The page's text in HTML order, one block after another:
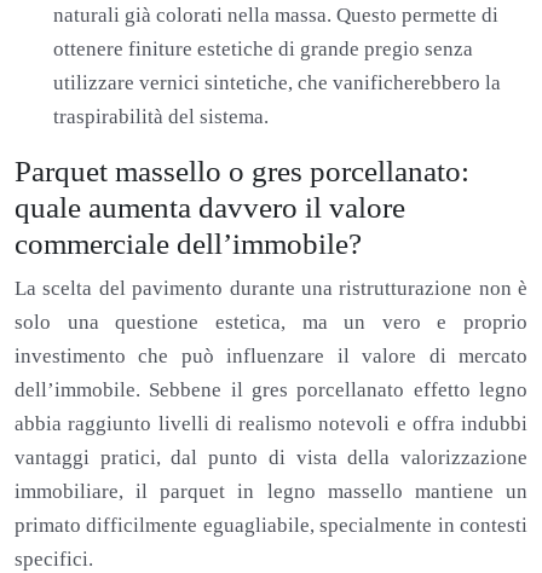
naturali già colorati nella massa. Questo permette di
ottenere finiture estetiche di grande pregio senza
utilizzare vernici sintetiche, che vanificherebbero la
traspirabilità del sistema.
Parquet massello o gres porcellanato:
quale aumenta davvero il valore
commerciale dell’immobile?
La scelta del pavimento durante una ristrutturazione non è
solo una questione estetica, ma un vero e proprio
investimento che può influenzare il valore di mercato
dell’immobile. Sebbene il gres porcellanato effetto legno
abbia raggiunto livelli di realismo notevoli e offra indubbi
vantaggi pratici, dal punto di vista della valorizzazione
immobiliare, il parquet in legno massello mantiene un
primato difficilmente eguagliabile, specialmente in contesti
specifici.